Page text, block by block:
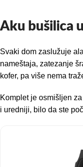
Aku bušilica
Svaki dom zaslužuje
nameštaja, zatezanje
kofer, pa više nema
Komplet je osmišljen
i uredniji, bilo da ste